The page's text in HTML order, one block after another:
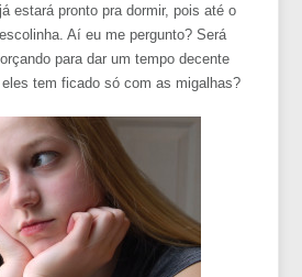
estará pronto pra dormir, pois até o
Aí eu me pergunto? Será
para dar um tempo decente
tem ficado só com as migalhas?